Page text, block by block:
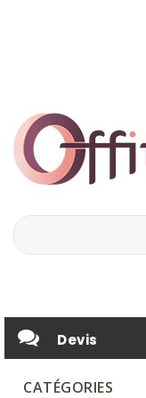
Devis
CATÉGORIES